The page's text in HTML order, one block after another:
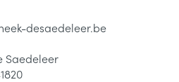
desaedeleer.be
Saedeleer